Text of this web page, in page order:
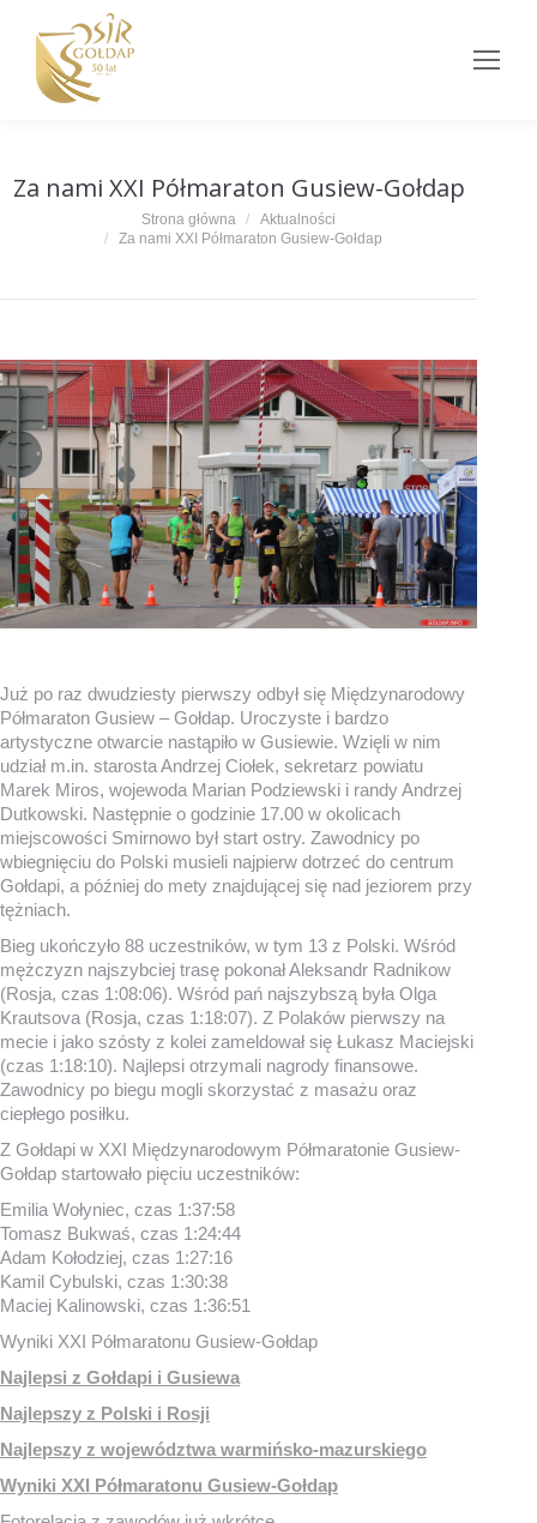
Za nami XXI Półmaraton Gusiew-Gołdap
Strona główna
Aktualności
Za nami XXI Półmaraton Gusiew-Gołdap
Już po raz dwudziesty pierwszy odbył się Międzynarodowy
Półmaraton Gusiew – Gołdap. Uroczyste i bardzo
artystyczne otwarcie nastąpiło w Gusiewie. Wzięli w nim
udział m.in. starosta Andrzej Ciołek, sekretarz powiatu
Marek Miros, wojewoda Marian Podziewski i randy Andrzej
Dutkowski. Następnie o godzinie 17.00 w okolicach
miejscowości Smirnowo był start ostry. Zawodnicy po
wbiegnięciu do Polski musieli najpierw dotrzeć do centrum
Gołdapi, a później do mety znajdującej się nad jeziorem przy
tężniach.
Bieg ukończyło 88 uczestników, w tym 13 z Polski. Wśród
mężczyzn najszybciej trasę pokonał Aleksandr Radnikow
(Rosja, czas 1:08:06). Wśród pań najszybszą była Olga
Krautsova (Rosja, czas 1:18:07). Z Polaków pierwszy na
mecie i jako szósty z kolei zameldował się Łukasz Maciejski
(czas 1:18:10). Najlepsi otrzymali nagrody finansowe.
Zawodnicy po biegu mogli skorzystać z masażu oraz
ciepłego posiłku.
Z Gołdapi w XXI Międzynarodowym Półmaratonie Gusiew-
Gołdap startowało pięciu uczestników:
Emilia Wołyniec, czas 1:37:58
Tomasz Bukwaś, czas 1:24:44
Adam Kołodziej, czas 1:27:16
Kamil Cybulski, czas 1:30:38
Maciej Kalinowski, czas 1:36:51
Wyniki XXI Półmaratonu Gusiew-Gołdap
Najlepsi z Gołdapi i Gusiewa
Najlepszy z Polski i Rosji
Najlepszy z województwa warmińsko-mazurskiego
Wyniki XXI Półmaratonu Gusiew-Gołdap